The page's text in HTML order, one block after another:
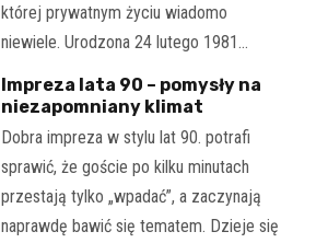
której prywatnym życiu wiadomo
niewiele. Urodzona 24 lutego 1981…
Impreza lata 90 – pomysły na
niezapomniany klimat
Dobra impreza w stylu lat 90. potrafi
sprawić, że goście po kilku minutach
przestają tylko „wpadać”, a zaczynają
naprawdę bawić się tematem. Dzieje się